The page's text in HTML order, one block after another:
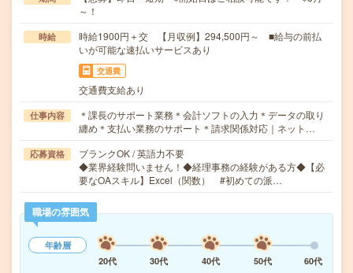
～！
時給
時給1900円＋交 【月収例】294,500円～ ■給与の前払
いが可能な速払いサービスあり
交通費
交通費支給あり
仕事内容
＊課長のサポート業務＊会計ソフトの入力＊データの取り
纏め＊支払い業務のサポート＊請求関係対応｜ネット…
応募資格
ブランクOK / 英語力不要
◆業界経験問いません！◆経理事務の経験がある方◆【必
要なOAスキル】Excel（関数） #初めての派…
職場の雰囲気
年齢層
20代
30代 40代 50代
60代